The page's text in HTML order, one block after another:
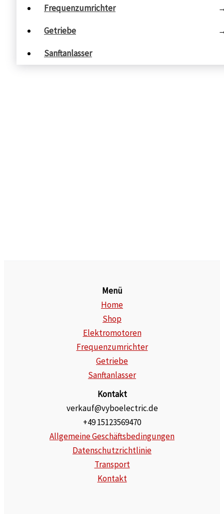
Frequenzumrichter
Getriebe
Sanftanlasser
Menü
Home
Shop
Elektromotoren
Frequenzumrichter
Getriebe
Sanftanlasser
Kontakt
verkauf@vyboelectric.de
+49 15123569470
Allgemeine Geschäftsbedingungen
Datenschutzrichtlinie
Transport
Kontakt